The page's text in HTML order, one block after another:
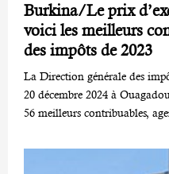
Burkina/Le prix
voici les meilleurs
des impôts de 2023
La Direction générale des
20 décembre 2024 à
56 meilleurs contribuables,